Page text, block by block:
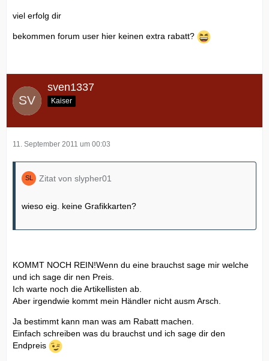
viel erfolg dir
bekommen forum user hier keinen extra rabatt?
sven1337
Kaiser
11. September 2011 um 00:03
Zitat von slypher01
wieso eig. keine Grafikkarten?
KOMMT NOCH REIN!Wenn du eine brauchst sage mir welche
und ich sage dir nen Preis.
Ich warte noch die Artikellisten ab.
Aber irgendwie kommt mein Händler nicht ausm Arsch.
Ja bestimmt kann man was am Rabatt machen.
Einfach schreiben was du brauchst und ich sage dir den
Endpreis